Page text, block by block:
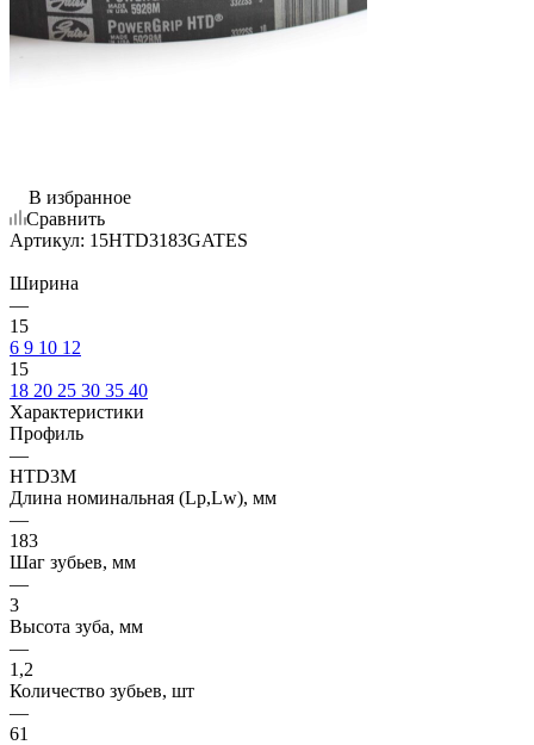
В избранное
Сравнить
Артикул: 15HTD3183GATES
Ширина
—
15
6 9 10 12
15
18 20 25 30 35 40
Характеристики
Профиль
—
HTD3M
Длина номинальная (Lp,Lw), мм
—
183
Шаг зубьев, мм
—
3
Высота зуба, мм
—
1,2
Количество зубьев, шт
—
61